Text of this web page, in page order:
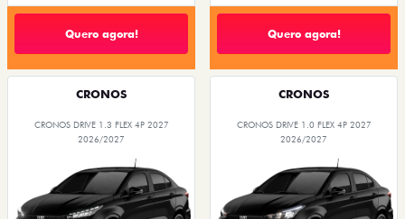
Quero agora! Quero agora!
CRONOS
CRONOS DRIVE 1.3 FLEX 4P 2027
2026/2027
CRONOS
CRONOS DRIVE 1.0 FLEX 4P 2027
2026/2027